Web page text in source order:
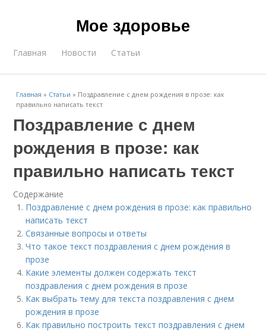
Мое здоровье
Главная Новости Статьи
Главная » Статьи » Поздравление с днем рождения в прозе: как
правильно написать текст
Поздравление с днем
рождения в прозе: как
правильно написать текст
Содержание
Поздравление с днем рождения в прозе: как правильно
написать текст
Связанные вопросы и ответы
Что такое текст поздравления с днем рождения в
прозе
Какие элементы должен содержать текст
поздравления с днем рождения в прозе
Как выбрать тему для текста поздравления с днем
рождения в прозе
Как правильно построить текст поздравления с днем